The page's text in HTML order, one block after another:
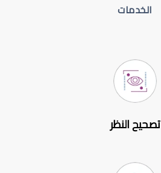
الخدمات
تصحيح النظر